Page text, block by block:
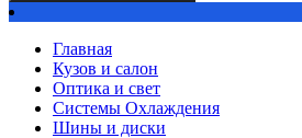
Главная
Кузов и салон
Оптика и свет
Системы Охлаждения
Шины и диски